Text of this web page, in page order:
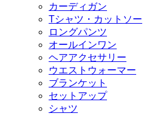
カーディガン
Tシャツ・カットソー
ロングパンツ
オールインワン
ヘアアクセサリー
ウエストウォーマー
ブランケット
セットアップ
シャツ